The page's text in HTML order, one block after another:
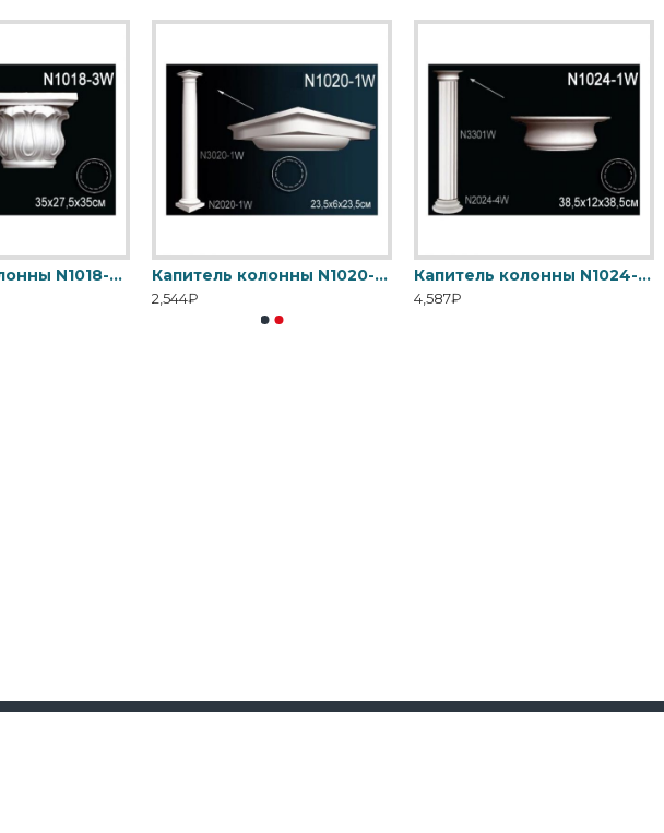
Капитель колонны N1018-3W Перфект Капитель колонны N1020-1W Перфект
2,544₽
Капитель колонны N1024-1W Перфект
4,587₽